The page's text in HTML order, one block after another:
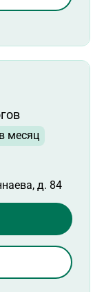
месяц
д. 84